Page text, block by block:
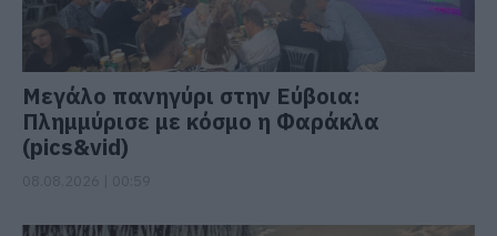
Μεγάλο πανηγύρι στην Εύβοια:
Πλημμύρισε με κόσμο η Φαράκλα
(pics&vid)